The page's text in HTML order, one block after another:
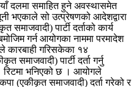
दलमा समाहित हुने अवस्थासमेत
भएकाले सो उत्प्रेषणको आदेशद्वारा
पार्टी दर्ताको कार्य
गर्न आयोगका नाममा परमादेश
कारबाही गरिसकेका १४
पार्टी दर्ता गर्नु
रिटमा भनिएको छ । आयोगले
(एकीकृत समाजवादी) दर्ता गरेको र